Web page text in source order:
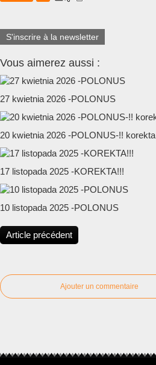
S'inscrire à la newsletter
Vous aimerez aussi :
27 kwietnia 2026 -POLONUS
20 kwietnia 2026 -POLONUS-!! korekta
17 listopada 2025 -KOREKTA!!!
10 listopada 2025 -POLONUS
Article précédent
Ajouter un commentaire